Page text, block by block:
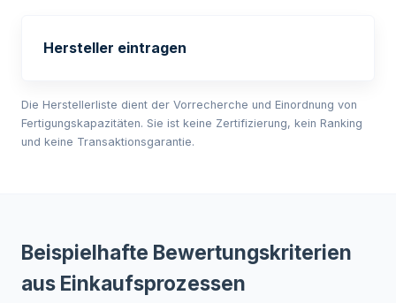
Hersteller eintragen
Die Herstellerliste dient der Vorrecherche und Einordnung von
Fertigungskapazitäten. Sie ist keine Zertifizierung, kein Ranking
und keine Transaktionsgarantie.
Beispielhafte Bewertungskriterien
aus Einkaufsprozessen